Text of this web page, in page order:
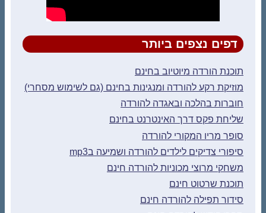
דפים נצפים ביותר
תוכנת הורדה מיוטיוב בחינם
מוזיקת רקע להורדה ומנגינות בחינם (גם לשימוש מסחרי)
חוברות בהלכה ובאגדה להורדה
שליחת פקס דרך האינטרנט בחינם
סופר מריו המקורי להורדה
סיפורי צדיקים לילדים להורדה ושמיעה בmp3
משחקי מרוצי מכוניות להורדה חינם
תוכנת שרטוט חינם
סידור תפילה להורדה חינם